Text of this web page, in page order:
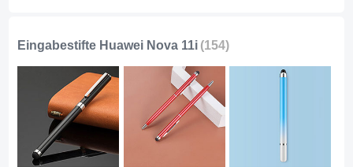
Eingabestifte Huawei Nova 11i (154)